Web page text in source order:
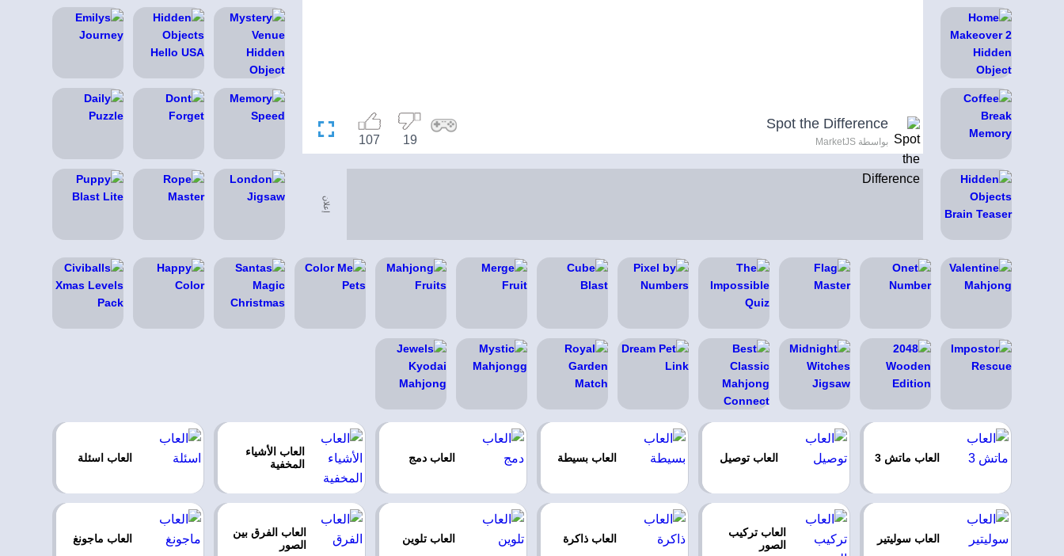
Spot the Difference
بواسطة MarketJS 19
107
إعلان
العاب ماتش 3 العاب توصيل العاب بسيطة العاب دمج
العاب الأشياء
المخفية
العاب اسئلة
العاب سوليتير
العاب تركيب
الصور
العاب ذاكرة العاب تلوين
العاب الفرق بين
الصور
العاب ماجونغ